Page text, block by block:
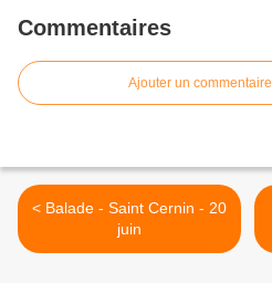
Commentaires
Ajouter un commentaire
< Balade - Saint Cernin - 20
juin